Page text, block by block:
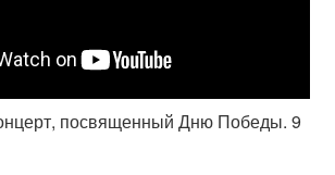
посвященный Дню Победы. 9